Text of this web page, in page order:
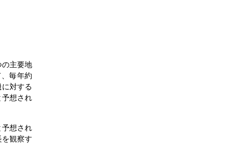
主要地
毎年約
対する
想され
想され
観察す